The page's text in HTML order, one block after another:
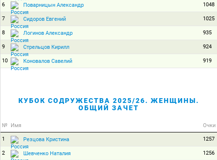
6 Поварницын Александр 1048
7 Сидоров Евгений 1025
8 Логинов Александр 935
9 Стрельцов Кирилл 924
10 Коновалов Савелий 919
КУБОК СОДРУЖЕСТВА 2025/26. ЖЕНЩИНЫ.
ОБЩИЙ ЗАЧЕТ
№ Имя Очки
1 Резцова Кристина 1257
2 Шевченко Наталия 1256